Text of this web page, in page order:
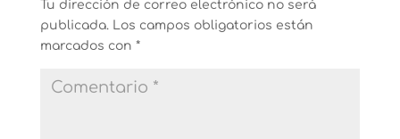
Tu dirección de correo electrónico no será
publicada. Los campos obligatorios están
marcados con *